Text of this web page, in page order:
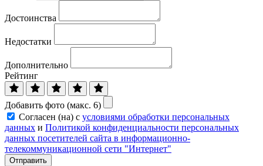
Достоинства
Недостатки
Дополнительно
Рейтинг
Добавить фото (макс. 6)
Согласен (на) с условиями обработки персональных
данных и Политикой конфиденциальности персональных
данных посетителей сайта в информационно-
телекоммуникационной сети "Интернет"
Отправить